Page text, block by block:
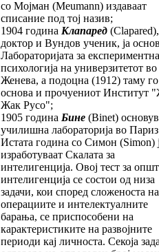
со Мојман (Meumann) издаваат
списание под тој назив;
1904 година Клапаред(Clapared),
доктор и Вундов ученик, ја
Лабораторијата за експериментна
психологија на универзитетот во
Женева, а подоцна (1912) таму го
основа и прочуениот Институт
Жак Русо";
1905 година Бине(Binet)
училишна лабораторија во
Истата година со Симон (Simon)
изработуваат Скалата за
интелигенција. Овој тест за
интелигенција се состои од низа
задачи, кои според сложеноста на
операциите и интелектуалните
барања, се приспособени на
карактеристиките на развојните
периоди кај личноста. Секоја